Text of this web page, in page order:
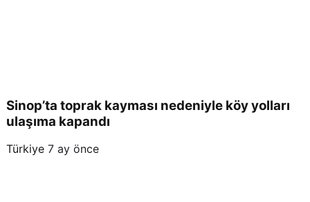
Sinop’ta toprak kayması nedeniyle köy yolları
ulaşıma kapandı
Türkiye 7 ay önce